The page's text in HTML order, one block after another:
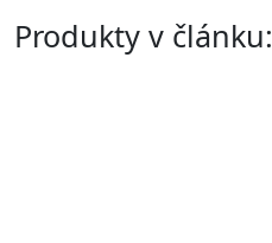
Produkty v článku: